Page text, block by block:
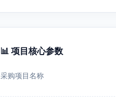
📊 项目核心参数
采购项目名称